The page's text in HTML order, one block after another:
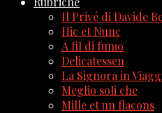
Il Privé di Davide
Hic et Nunc
A fil di fumo
Delicatessen
La Signora in
Meglio soli che
Mille et un flacons